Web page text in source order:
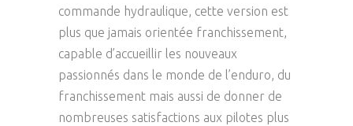
commande hydraulique, cette version est
plus que jamais orientée franchissement,
capable d’accueillir les nouveaux
passionnés dans le monde de l’enduro, du
franchissement mais aussi de donner de
nombreuses satisfactions aux pilotes plus